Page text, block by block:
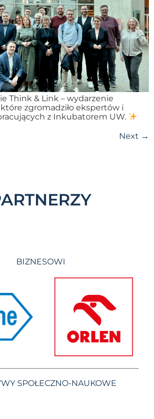
Think & Link – wydarzenie
zgromadziło ekspertów i
z Inkubatorem UW.
Next →
BIZNESOWI
SPOŁECZNO-NAUKOWE